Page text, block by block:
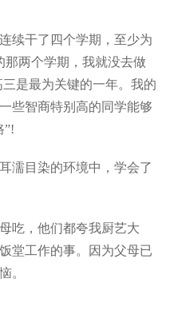
干了四个学期，至少为
那两个学期，我就没去做
是最为关键的一年。我的
些智商特别高的同学能够
”!
目染的环境中，学会了
，他们都夸我厨艺大
堂工作的事。因为父母已
。